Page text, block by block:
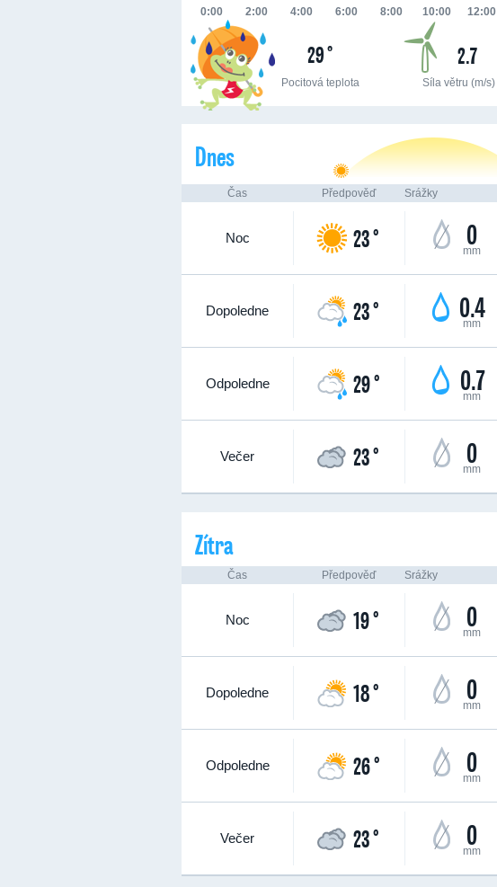
0:00 2:00 4:00 6:00 8:00 10:00 12:00
29 °
Pocitová teplota
2.7
Síla větru (m/s)
Dnes
Čas Předpověď Srážky
Noc 23 ° 0
mm
Dopoledne 23 ° 0.4
mm
Odpoledne 29 ° 0.7
mm
Večer 23 ° 0
mm
Zítra
Čas Předpověď Srážky
Noc 19 ° 0
mm
Dopoledne 18 ° 0
mm
Odpoledne 26 ° 0
mm
Večer 23 ° 0
mm